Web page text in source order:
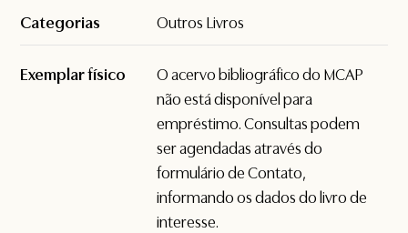
Categorias Outros Livros
Exemplar físico
O acervo bibliográfico do MCAP
não está disponível para
empréstimo. Consultas podem
ser agendadas através do
formulário deContato,
informando os dados do livro de
interesse.